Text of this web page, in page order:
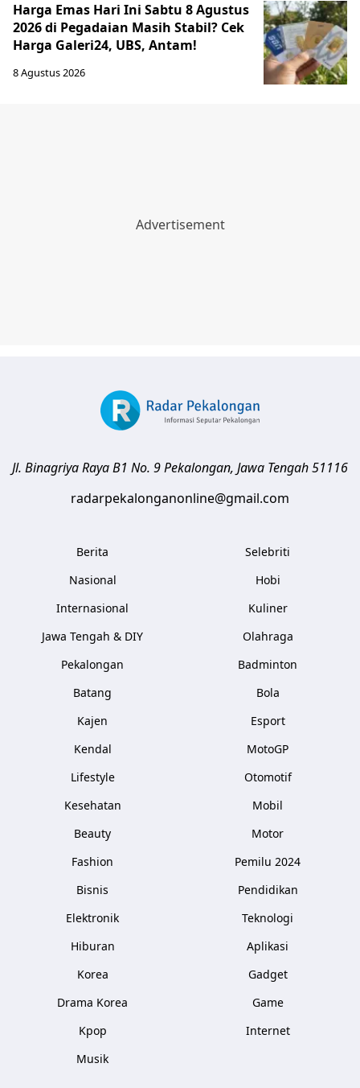
Harga Emas Hari Ini Sabtu 8 Agustus
2026 di Pegadaian Masih Stabil? Cek
Harga Galeri24, UBS, Antam!
8 Agustus 2026
Jl. Binagriya Raya B1 No. 9Pekalongan, Jawa Tengah51116
radarpekalonganonline@gmail.com
Berita
Nasional
Internasional
Jawa Tengah & DIY
Pekalongan
Batang
Kajen
Kendal
Lifestyle
Kesehatan
Beauty
Fashion
Bisnis
Elektronik
Hiburan
Korea
Drama Korea
Kpop
Musik
Selebriti
Hobi
Kuliner
Olahraga
Badminton
Bola
Esport
MotoGP
Otomotif
Mobil
Motor
Pemilu 2024
Pendidikan
Teknologi
Aplikasi
Gadget
Game
Internet